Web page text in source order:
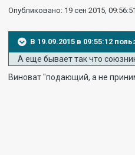
Опубликовано: 19 сен 2015, 09:56:51
В 19.09.2015 в 09:55:12
А еще бывает так что
Виноват "подающий, а не